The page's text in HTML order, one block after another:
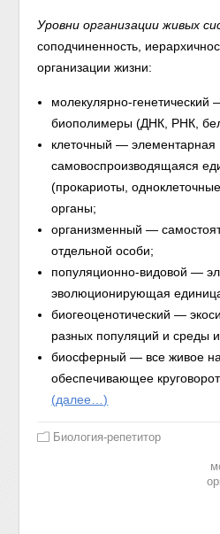
Уровни организации живых
соподчиненность,
организации жизни:
молекулярно-генетический
биополимеры (ДНК, РНК,
клеточный — элементарная
самовоспроизводящаяся
(прокариоты,
органы;
организменный —
отдельной особи;
популяционно-видовой —
эволюционирующая
биогеоценотический —
разных популяций и среды
биосферный — все живое
обеспечивающее
(далее…)
Биология-репетитор